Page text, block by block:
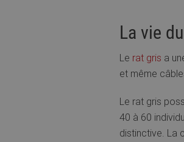
La vie
Le rat gris a
et même
Le rat gris
40 à 60
distinctive. La